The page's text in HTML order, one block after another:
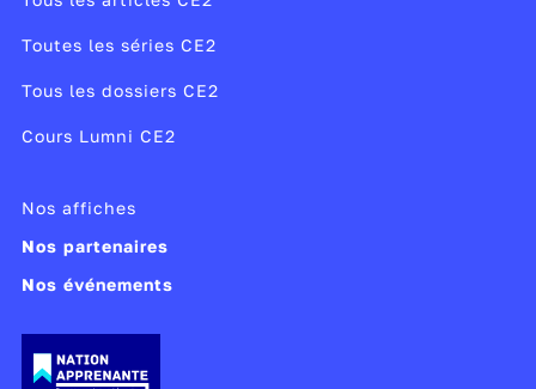
Toutes les séries CE2
Tous les dossiers CE2
Cours Lumni CE2
Nos affiches
Nos partenaires
Nos événements